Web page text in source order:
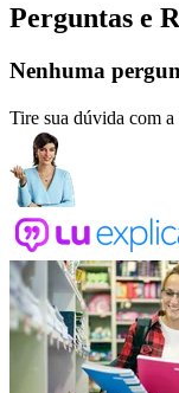
Perguntas e
Nenhuma
Tire sua dúvida com